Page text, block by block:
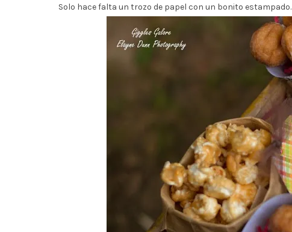
Solo hace falta un trozo de papel con un bonito estampado.